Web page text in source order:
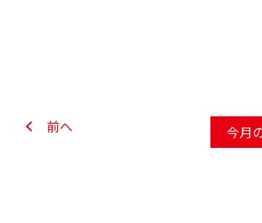
前へ 今月